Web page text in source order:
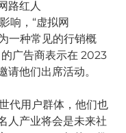
路红人
响，“虚拟网
一种常见的行销概
广告商表示在 2023
他们出席活动。
代用户群体，他们也
人产业将会是未来社